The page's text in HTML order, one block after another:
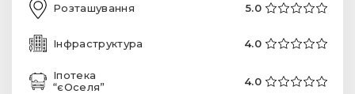
Розташування 5.0
Інфраструктура 4.0
Іпотека
“єОселя”
4.0